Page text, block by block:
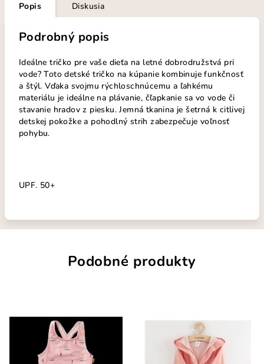
Popis Diskusia
Podrobný popis
Ideálne tričko pre vaše dieťa na letné dobrodružstvá pri
vode? Toto detské tričko na kúpanie kombinuje funkčnosť
a štýl. Vďaka svojmu rýchloschnúcemu a ľahkému
materiálu je ideálne na plávanie, čľapkanie sa vo vode či
stavanie hradov z piesku. Jemná tkanina je šetrná k citlivej
detskej pokožke a pohodlný strih zabezpečuje voľnosť
pohybu.
UPF. 50+
Podobné produkty